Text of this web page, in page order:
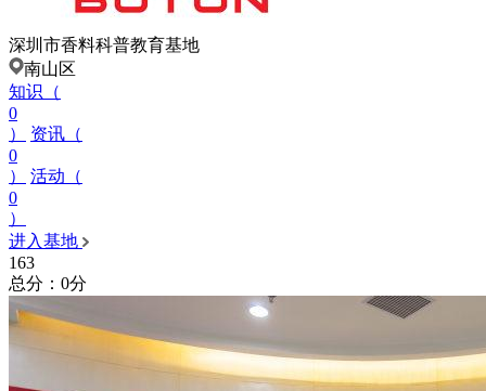
深圳市香料科普教育基地
南山区
知识（
0
）
资讯（
0
）
活动（
0
）
进入基地
163
总分：0分